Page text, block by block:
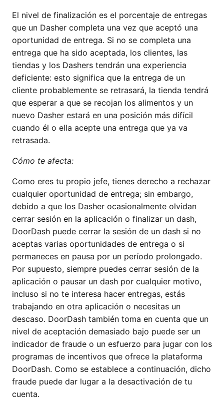
El nivel de finalización es el porcentaje de entregas
que un Dasher completa una vez que aceptó una
oportunidad de entrega. Si no se completa una
entrega que ha sido aceptada, los clientes, las
tiendas y los Dashers tendrán una experiencia
deficiente: esto significa que la entrega de un
cliente probablemente se retrasará, la tienda tendrá
que esperar a que se recojan los alimentos y un
nuevo Dasher estará en una posición más difícil
cuando él o ella acepte una entrega que ya va
retrasada.
Cómo te afecta:
Como eres tu propio jefe, tienes derecho a rechazar
cualquier oportunidad de entrega; sin embargo,
debido a que los Dasher ocasionalmente olvidan
cerrar sesión en la aplicación o finalizar un dash,
DoorDash puede cerrar la sesión de un dash si no
aceptas varias oportunidades de entrega o si
permaneces en pausa por un período prolongado.
Por supuesto, siempre puedes cerrar sesión de la
aplicación o pausar un dash por cualquier motivo,
incluso si no te interesa hacer entregas, estás
trabajando en otra aplicación o necesitas un
descaso. DoorDash también toma en cuenta que un
nivel de aceptación demasiado bajo puede ser un
indicador de fraude o un esfuerzo para jugar con los
programas de incentivos que ofrece la plataforma
DoorDash. Como se establece a continuación, dicho
fraude puede dar lugar a la desactivación de tu
cuenta.